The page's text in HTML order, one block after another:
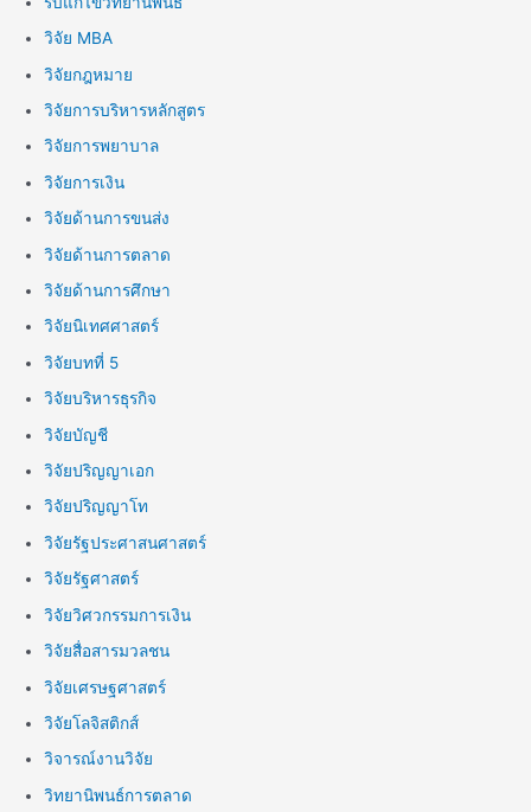
วิจัย MBA
วิจัยกฎหมาย
วิจัยการบริหารหลักสูตร
วิจัยการพยาบาล
วิจัยการเงิน
วิจัยด้านการขนส่ง
วิจัยด้านการตลาด
วิจัยด้านการศึกษา
วิจัยนิเทศศาสตร์
วิจัยบทที่ 5
วิจัยบริหารธุรกิจ
วิจัยบัญชี
วิจัยปริญญาเอก
วิจัยปริญญาโท
วิจัยรัฐประศาสนศาสตร์
วิจัยรัฐศาสตร์
วิจัยวิศวกรรมการเงิน
วิจัยสื่อสารมวลชน
วิจัยเศรษฐศาสตร์
วิจัยโลจิสติกส์
วิจารณ์งานวิจัย
วิทยานิพนธ์การตลาด